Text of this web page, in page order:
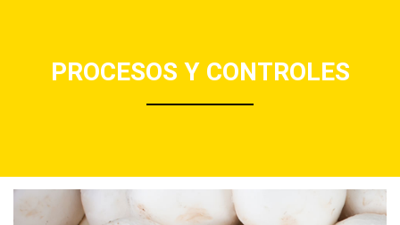
PROCESOS Y CONTROLES